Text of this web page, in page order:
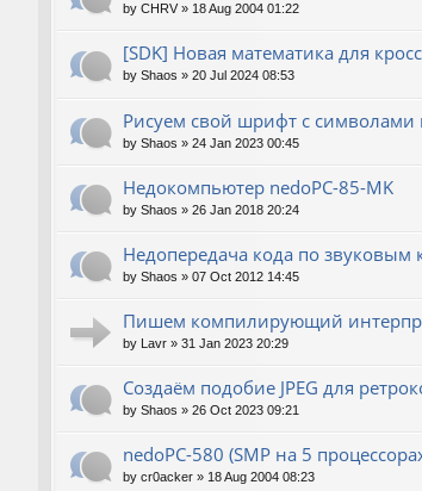
by CHRV » 18 Aug 2004 01:22
[SDK] Новая математика для
by Shaos » 20 Jul 2024 08:53
Рисуем свой шрифт с
by Shaos » 24 Jan 2023 00:45
Недокомпьютер nedoPC-85-MK
by Shaos » 26 Jan 2018 20:24
Недопередача кода по звуковым
by Shaos » 07 Oct 2012 14:45
Пишем компилирующий
by Lavr » 31 Jan 2023 20:29
Создаём подобие JPEG для
by Shaos » 26 Oct 2023 09:21
nedoPC-580 (SMP на 5
by cr0acker » 18 Aug 2004 08:23